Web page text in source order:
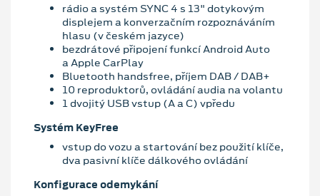
rádio a systém SYNC 4 s 13" dotykovým
displejem a konverzačním rozpoznáváním
hlasu (v českém jazyce)
bezdrátové připojení funkcí Android Auto
a Apple CarPlay
Bluetooth handsfree, příjem DAB / DAB+
10 reproduktorů, ovládání audia na volantu
1 dvojitý USB vstup (A a C) vpředu
Systém KeyFree
vstup do vozu a startování bez použití klíče,
dva pasivní klíče dálkového ovládání
Konfigurace odemykání